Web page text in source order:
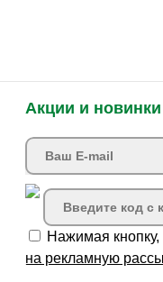
Акции и
Нажимая
на рекламную